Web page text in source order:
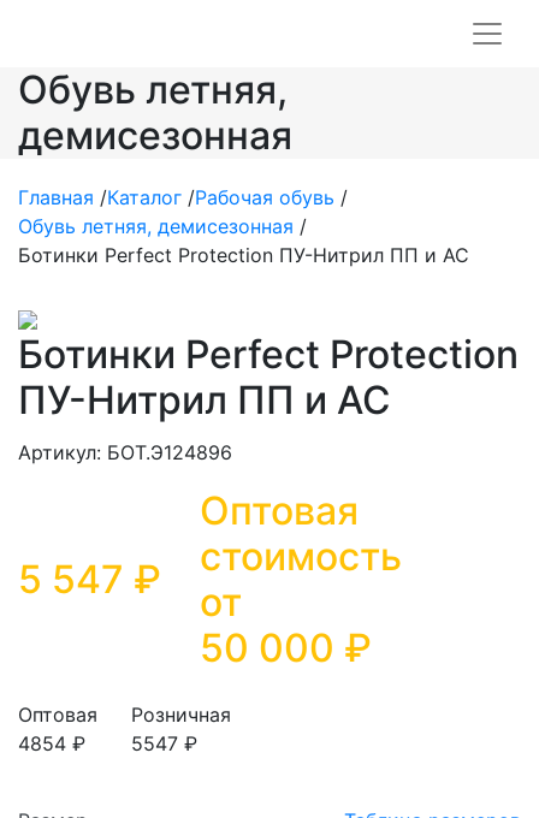
Обувь летняя,
демисезонная
Главная /Каталог /Рабочая обувь /
Обувь летняя, демисезонная /
Ботинки Perfect Protection ПУ-Нитрил ПП и АС
Ботинки Perfect Protection
ПУ-Нитрил ПП и АС
Артикул: БОТ.Э124896
5 547 ₽
Оптовая
стоимость
от
50 000 ₽
Оптовая
4854 ₽
Розничная
5547 ₽